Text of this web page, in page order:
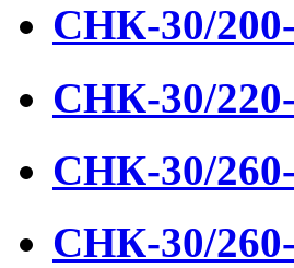
СНК-30/
СНК-30/
СНК-30/
СНК-30/